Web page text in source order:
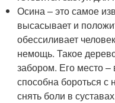
Осина – это самое
высасывает и
обессиливает
немощь. Такое
забором. Его место –
способна бороться с
снять боли в